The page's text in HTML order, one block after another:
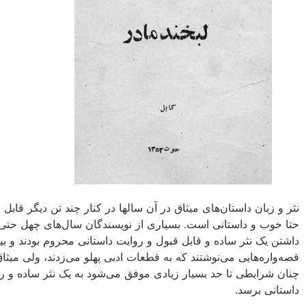
نثر و زبان داستان‌های میثاق در آن سالها در کنار چند تن دیگر
حتا خوب و داستانی است. بسیاری از نویسندگان سال‌های چهل حتی
داشتن یک نثر ساده و قابل قبول و روایت داستانی محروم بودند و
قصه‌واره‌هایی می‌نوشتند که به قطعات ادبی پهلو می‌زدند، ولی
چنان شرایطی تا حد بسیار زیادی موفق می‌شود به یک نثر ساده و
داستانی برسد.